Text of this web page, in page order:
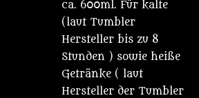
ca. 600ml. Für kalte
(laut Tumbler
Hersteller bis zu 8
Stunden ) sowie heiße
Getränke ( laut
Hersteller der Tumbler